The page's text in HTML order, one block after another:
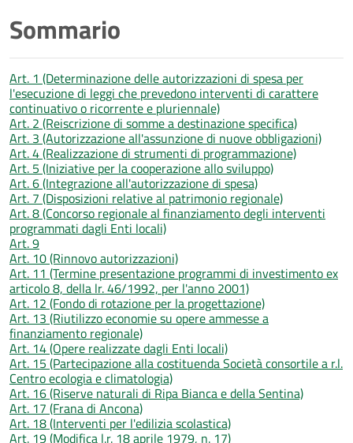
Sommario
Art. 1 (Determinazione delle autorizzazioni di spesa per
l'esecuzione di leggi che prevedono interventi di carattere
continuativo o ricorrente e pluriennale)
Art. 2 (Reiscrizione di somme a destinazione specifica)
Art. 3 (Autorizzazione all'assunzione di nuove obbligazioni)
Art. 4 (Realizzazione di strumenti di programmazione)
Art. 5 (Iniziative per la cooperazione allo sviluppo)
Art. 6 (Integrazione all'autorizzazione di spesa)
Art. 7 (Disposizioni relative al patrimonio regionale)
Art. 8 (Concorso regionale al finanziamento degli interventi
programmati dagli Enti locali)
Art. 9
Art. 10 (Rinnovo autorizzazioni)
Art. 11 (Termine presentazione programmi di investimento ex
articolo 8, della lr. 46/1992, per l'anno 2001)
Art. 12 (Fondo di rotazione per la progettazione)
Art. 13 (Riutilizzo economie su opere ammesse a
finanziamento regionale)
Art. 14 (Opere realizzate dagli Enti locali)
Art. 15 (Partecipazione alla costituenda Società consortile a r.l.
Centro ecologia e climatologia)
Art. 16 (Riserve naturali di Ripa Bianca e della Sentina)
Art. 17 (Frana di Ancona)
Art. 18 (Interventi per l'edilizia scolastica)
Art. 19 (Modifica l.r. 18 aprile 1979, n. 17)